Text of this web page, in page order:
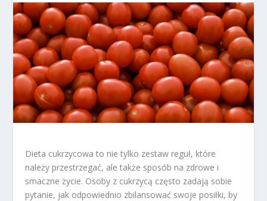
Dieta cukrzycowa to nie tylko zestaw reguł, które
należy przestrzegać, ale także sposób na zdrowe i
smaczne życie. Osoby z cukrzycą często zadają sobie
pytanie, jak odpowiednio zbilansować swoje posiłki, by